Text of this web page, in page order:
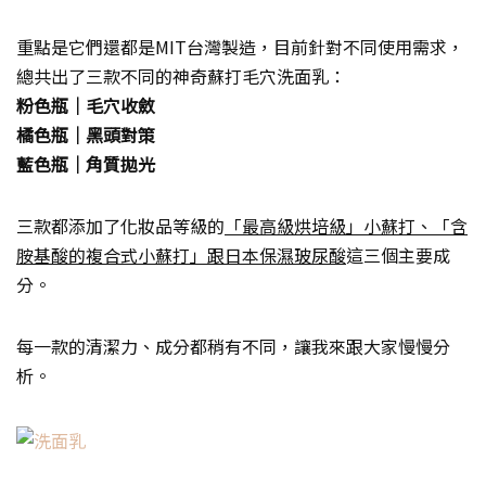
重點是它們還都是MIT台灣製造，目前針對不同使用需求，
總共出了三款不同的神奇蘇打毛穴洗面乳：
粉色瓶｜毛穴收斂
橘色瓶｜黑頭對策
藍色瓶｜角質拋光
三款都添加了化妝品等級的 「最高級烘培級」小蘇打、「含
胺基酸的複合式小蘇打」跟日本保濕玻尿酸這三個主要成
分。
每一款的清潔力、成分都稍有不同，讓我來跟大家慢慢分
析。